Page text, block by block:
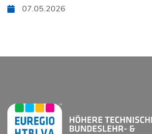
07.05.2026